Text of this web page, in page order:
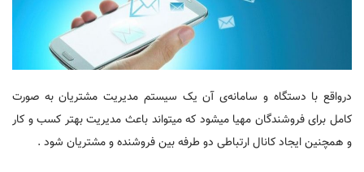
درواقع با دستگاه و سامانه‌ی آن یک سیستم مدیریت مشتریان به صورت
کامل برای فروشندگان مهیا میشود که میتواند باعث مدیریت بهتر کسب و کار
و همچنین ایجاد کانال ارتباطی دو طرفه بین فروشنده و مشتریان شود .